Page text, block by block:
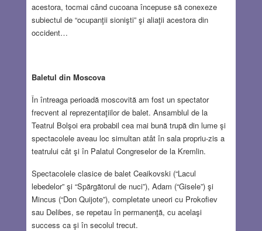
acestora, tocmai când cucoana începuse să conexeze
subiectul de “ocupanţii sionişti” şi aliaţii acestora din
occident…
Baletul din Moscova
În întreaga perioadă moscovită am fost un spectator
frecvent al reprezentaţiilor de balet. Ansamblul de la
Teatrul Bolşoi era probabil cea mai bună trupă din lume şi
spectacolele aveau loc simultan atât în sala propriu-zis a
teatrului cât şi în Palatul Congreselor de la Kremlin.
Spectacolele clasice de balet Ceaikovski (“Lacul
lebedelor” şi “Spărgătorul de nuci”), Adam (“Gisele”) şi
Mincus (“Don Quijote”), completate uneori cu Prokofiev
sau Delibes, se repetau în permanenţă, cu acelaşi
success ca şi în secolul trecut.